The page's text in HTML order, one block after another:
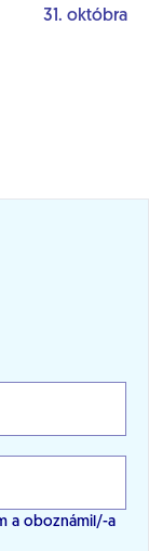
31. októbra
a oboznámil/-a